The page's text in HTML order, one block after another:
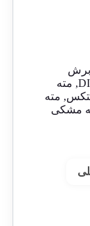
برش
, مته
, مته
مشکی